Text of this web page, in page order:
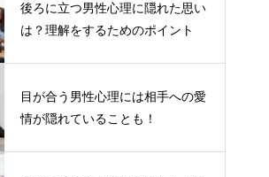
後ろに立つ男性心理に隠れた思い
は？理解をするためのポイント
目が合う男性心理には相手への愛
情が隠れていることも！